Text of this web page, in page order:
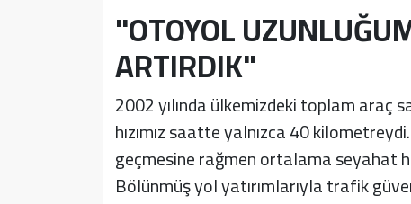
"OTOYOL
ARTIRDIK"
2002 yılında ülkemizdeki toplam araç
hızımız saatte yalnızca 40
geçmesine rağmen ortalama seyahat
Bölünmüş yol yatırımlarıyla trafik